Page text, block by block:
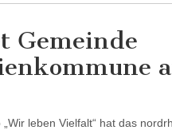
Gemeinde
leben Vielfalt“ hat das